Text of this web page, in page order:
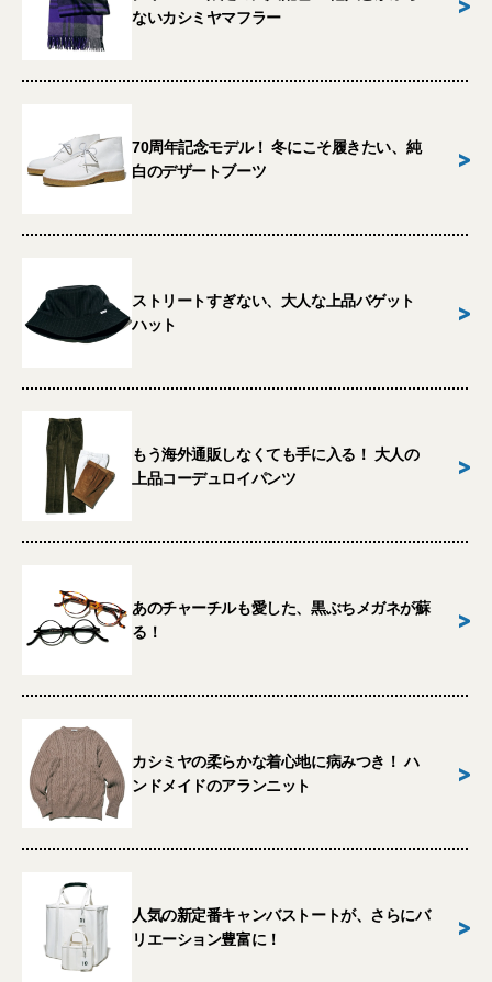
ないカシミヤマフラー
70周年記念モデル！ 冬にこそ履きたい、純
白のデザートブーツ
>
ストリートすぎない、大人な上品バゲット
ハット
>
もう海外通販しなくても手に入る！ 大人の
上品コーデュロイパンツ
>
あのチャーチルも愛した、黒ぶちメガネが蘇
る！
>
カシミヤの柔らかな着心地に病みつき！ ハ
ンドメイドのアランニット
>
人気の新定番キャンバストートが、さらにバ
リエーション豊富に！
>